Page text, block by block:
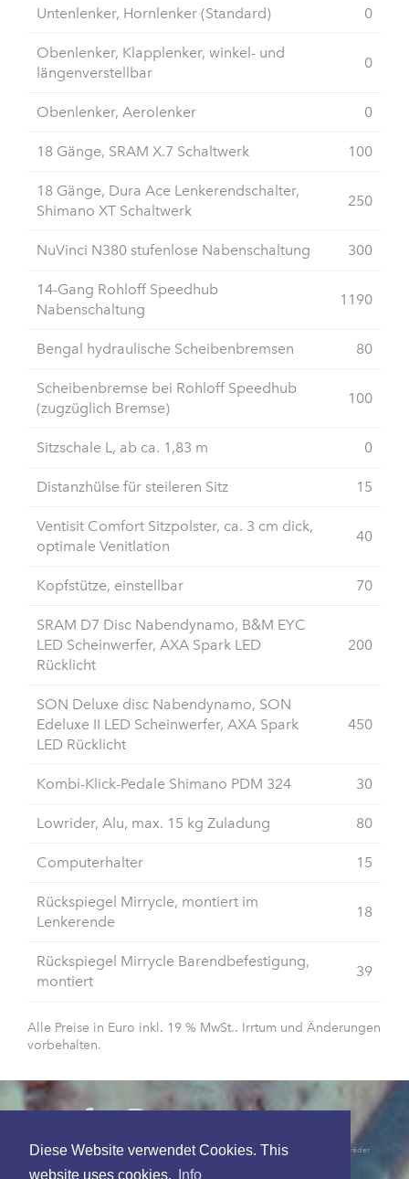
Diese Website verwendet Cookies. This
website uses cookies.
Info
Untenlenker, Hornlenker (Standard) 0
Obenlenker, Klapplenker, winkel- und
längenverstellbar
0
Obenlenker, Aerolenker 0
18 Gänge, SRAM X.7 Schaltwerk 100
18 Gänge, Dura Ace Lenkerendschalter,
Shimano XT Schaltwerk
250
NuVinci N380 stufenlose Nabenschaltung 300
14-Gang Rohloff Speedhub
Nabenschaltung
1190
Bengal hydraulische Scheibenbremsen 80
Scheibenbremse bei Rohloff Speedhub
(zugzüglich Bremse)
100
Sitzschale L, ab ca. 1,83 m 0
Distanzhülse für steileren Sitz 15
Ventisit Comfort Sitzpolster, ca. 3 cm dick,
optimale Venitlation
40
Kopfstütze, einstellbar 70
SRAM D7 Disc Nabendynamo, B&M EYC
LED Scheinwerfer, AXA Spark LED
Rücklicht
200
SON Deluxe disc Nabendynamo, SON
Edeluxe II LED Scheinwerfer, AXA Spark
LED Rücklicht
450
Kombi-Klick-Pedale Shimano PDM 324 30
Lowrider, Alu, max. 15 kg Zuladung 80
Computerhalter 15
Rückspiegel Mirrycle, montiert im
Lenkerende
18
Rückspiegel Mirrycle Barendbefestigung,
montiert
39
Alle Preise in Euro inkl. 19 % MwSt.. Irrtum und Änderungen
vorbehalten.
unser angebot: trikes - liegedreiräder - liegeräder - lastenräder - tandems - falträder
trike: kmx karts - ice trikes - hp velotechnik